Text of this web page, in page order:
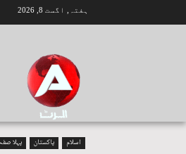
ہفتہ, اگست 8, 2026
اسلام پاکستان پہلا